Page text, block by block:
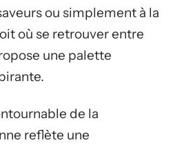
ou simplement à la
où se retrouver entre
une palette
de la
reflète une